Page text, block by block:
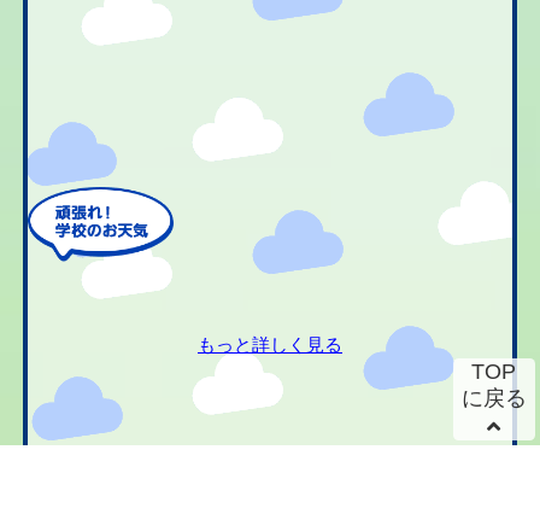
もっと詳しく見る
TOP
に戻る